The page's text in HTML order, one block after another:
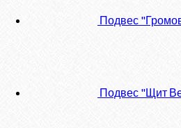
Подвес
Подвес "Щит